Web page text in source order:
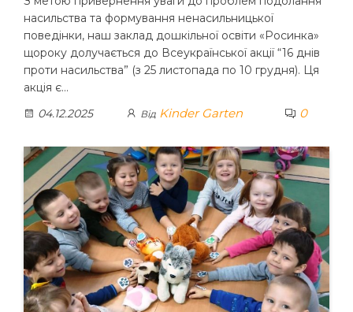
насильства та формування ненасильницької
поведінки, наш заклад дошкільної освіти «Росинка»
щороку долучається до Всеукраїнської акції “16 днів
проти насильства” (з 25 листопада по 10 грудня). Ця
акція є…
04.12.2025
Від Kinder Garten 0